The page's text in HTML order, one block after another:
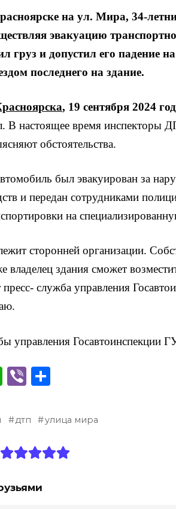
на ул. Мира, 34-
эвакуацию
груз и допустил его падение
последнего на здание.
, 19 сентября 2024
В настоящее время инспекторы
обстоятельства.
был эвакуирован за
и передан сотрудниками
на
сторонней организации.
владелец здания сможет
пресс- служба управления
управления Госавтоинспекции
W
a
A
p
Vi
er п
а
дтп улица мира